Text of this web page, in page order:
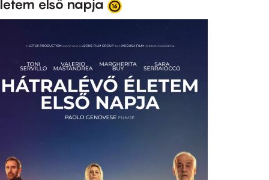
első napja